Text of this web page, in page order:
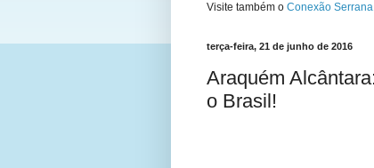
Visite também o Conexão Serrana
terça-feira, 21 de junho de 2016
Araquém
o Brasil!